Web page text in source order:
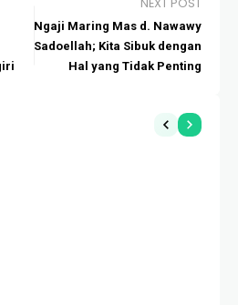
NEXT POST
Ngaji Maring Mas d. Nawawy
Sadoellah; Kita Sibuk dengan
Hal yang Tidak Penting